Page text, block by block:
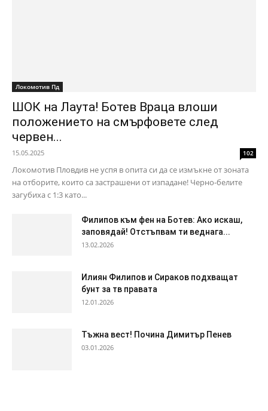
Локомотив Пд
ШОК на Лаута! Ботев Враца влоши
положението на смърфовете след
червен...
15.05.2025 102
Локомотив Пловдив не успя в опита си да се измъкне от зоната
на отборите, които са застрашени от изпадане! Черно-белите
загубиха с 1:3 като...
Филипов към фен на Ботев: Ако искаш,
заповядай! Отстъпвам ти веднага...
13.02.2026
Илиян Филипов и Сираков подхващат
бунт за тв правата
12.01.2026
Тъжна вест! Почина Димитър Пенев
03.01.2026